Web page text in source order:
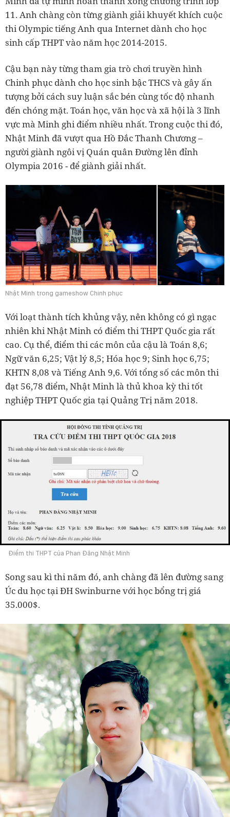
11. Anh chàng còn từng giành giải khuyết khích cuộc
thi Olympic tiếng Anh qua Internet dành cho học
sinh cấp THPT vào năm học 2014-2015.
Cậu bạn này từng tham gia trò chơi truyền hình
Chinh phục dành cho học sinh bậc THCS và gây ấn
tượng bởi cách suy luận sắc bén cùng tốc độ nhanh
đến chóng mặt. Toán học, văn học và xã hội là 3 lĩnh
vực mà Minh ghi điểm nhiều nhất. Trong cuộc thi đó,
Nhật Minh đã vượt qua Hồ Đắc Thanh Chương –
người giành ngôi vị Quán quân Đường lên đỉnh
Olympia 2016 - để giành giải nhất.
Nhật Minh trong gameshow Chinh phục
Với loạt thành tích khủng vậy, nên không có gì ngạc
nhiên khi Nhật Minh có điểm thi THPT Quốc gia rất
cao. Cụ thể, điểm thi các môn của cậu là Toán 8,6;
Ngữ văn 6,25; Vật lý 8,5; Hóa học 9; Sinh học 6,75;
KHTN 8,08 và Tiếng Anh 9,6. Với tổng số các môn thi
đạt 56,78 điểm, Nhật Minh là thủ khoa kỳ thi tốt
nghiệp THPT Quốc gia tại Quảng Trị năm 2018.
Điểm thi THPT của Phan Đăng Nhật Minh
Song sau kì thi năm đó, anh chàng đã lên đường sang
Úc du học tại ĐH Swinburne với học bổng trị giá
35.000$.